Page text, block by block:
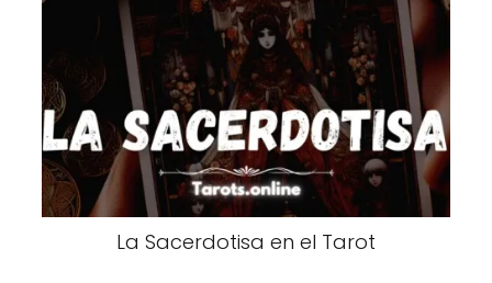
La Sacerdotisa en el Tarot